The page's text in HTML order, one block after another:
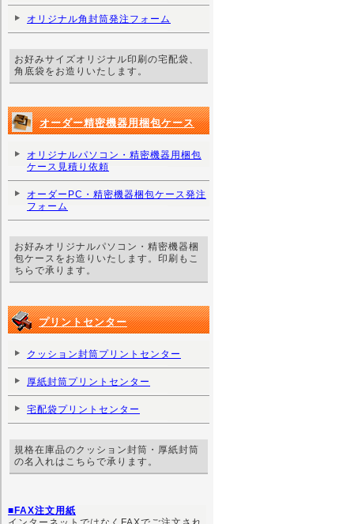
オリジナル角封筒発注フォーム
お好みサイズオリジナル印刷の宅配袋、
角底袋をお造りいたします。
オーダー精密機器用梱包ケース
オリジナルパソコン・精密機器用梱包
ケース見積り依頼
オーダーPC・精密機器梱包ケース発注
フォーム
お好みオリジナルパソコン・精密機器梱
包ケースをお造りいたします。印刷もこ
ちらで承ります。
プリントセンター
クッション封筒プリントセンター
厚紙封筒プリントセンター
宅配袋プリントセンター
規格在庫品のクッション封筒・厚紙封筒
の名入れはこちらで承ります。
■FAX注文用紙